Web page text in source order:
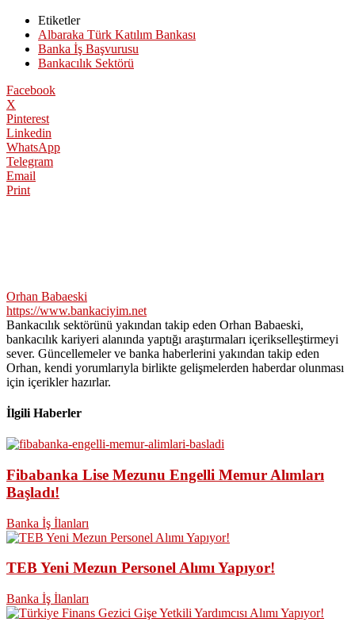
Etiketler
Albaraka Türk Katılım Bankası
Banka İş Başvurusu
Bankacılık Sektörü
Facebook
X
Pinterest
Linkedin
WhatsApp
Telegram
Email
Print
Orhan Babaeski
https://www.bankaciyim.net
Bankacılık sektörünü yakından takip eden Orhan Babaeski,
bankacılık kariyeri alanında yaptığı araştırmaları içerikselleştirmeyi
sever. Güncellemeler ve banka haberlerini yakından takip eden
Orhan, kendi yorumlarıyla birlikte gelişmelerden haberdar olunması
için içerikler hazırlar.
İlgili Haberler
Fibabanka Lise Mezunu Engelli Memur Alımları
Başladı!
Banka İş İlanları
TEB Yeni Mezun Personel Alımı Yapıyor!
Banka İş İlanları